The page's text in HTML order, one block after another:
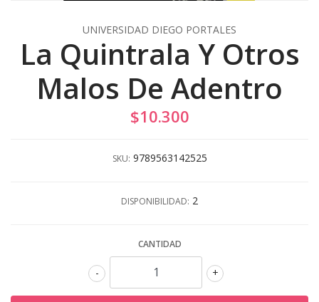
UNIVERSIDAD DIEGO PORTALES
La Quintrala Y Otros
Malos De Adentro
$10.300
SKU: 9789563142525
DISPONIBILIDAD: 2
CANTIDAD
+
-